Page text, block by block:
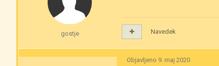
gostje Navedek
Objavljeno 9. maj 2020